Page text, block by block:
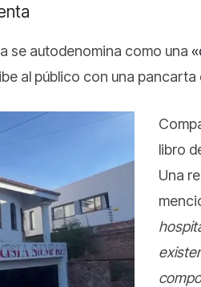
se autodenomina como una
al público con una pancarta
libro
Una